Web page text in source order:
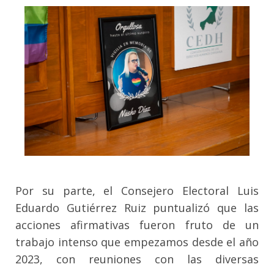
Por su parte, el Consejero Electoral Luis
Eduardo Gutiérrez Ruiz puntualizó que las
acciones afirmativas fueron fruto de un
trabajo intenso que empezamos desde el año
2023, con reuniones con las diversas